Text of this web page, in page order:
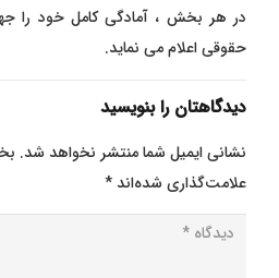
در هر بخش ، آمادگی کامل خود را
حقوقی اعلام می نماید.
دیدگاهتان را بنویسید
نشانی ایمیل شما منتشر نخواهد شد.
علامت‌گذاری شده‌اند*